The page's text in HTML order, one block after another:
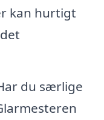
kan hurtigt
du særlige